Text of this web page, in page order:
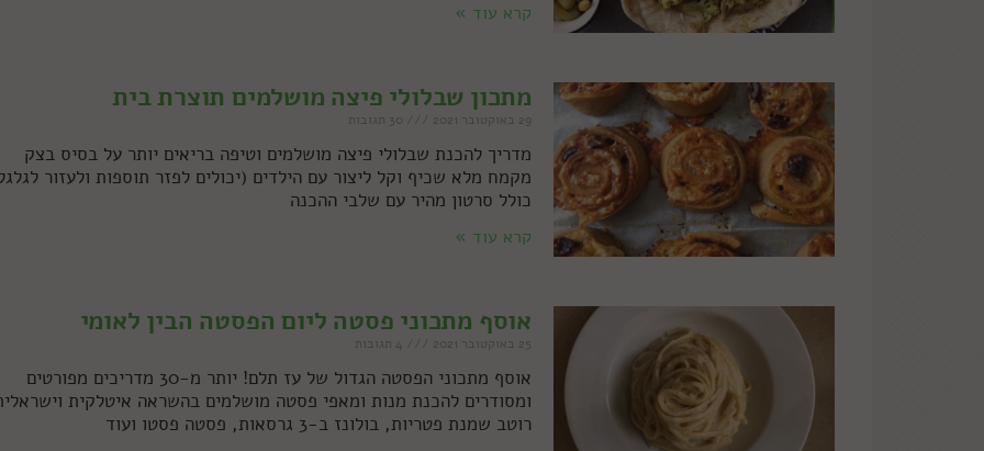
קרא עוד »
מתכון שבלולי פיצה מושלמים תוצרת בית
29 באוקטובר 2021
מדריך להכנת שבלולי פיצה מושלמים וטיפה בריאים יותר על בסיס בצק
מקמח מלא שכיף וקל ליצור עם הילדים (יכולים לפזר תוספות ולעזור
כולל סרטון מהיר עם שלבי ההכנה
קרא עוד »
אוסף מתכוני פסטה ליום הפסטה הבין לאומי
25 באוקטובר 2021
אוסף מתכוני הפסטה הגדול של עז תלם! יותר מ-30 מדריכים מפורטים
ומסודרים להכנת מנות ומאפי פסטה מושלמים בהשראה איטלקית
רוטב שמנת פטריות, בולונז ב-3 גרסאות, פסטה פסטו ועוד